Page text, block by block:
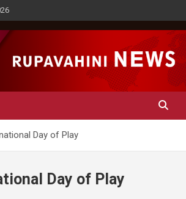
News
Day of Play
Day of Play